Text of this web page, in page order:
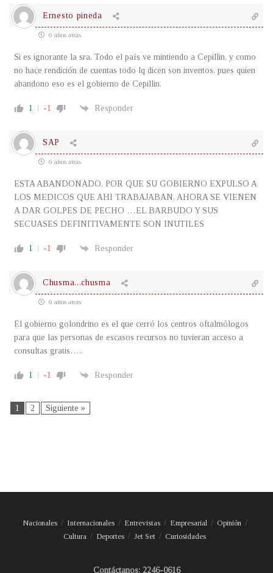
Ernesto pineda
6 años atrás
Si es ignorante la sra. Todo el país ve mintiendo a Cepillin, y como
no hace rendición de cuentas todo lq dicen son inventos, pues quien
abandono eso es el gobierno de Cepillin.
1 -1 Responder
SAP
6 años atrás
ESTA ABANDONADO, POR QUE SU GOBIERNO EXPULSO A
LOS MEDICOS QUE AHI TRABAJABAN, AHORA SE VIENEN
A DAR GOLPES DE PECHO …EL BARBUDO Y SUS
SECUASES DEFINITIVAMENTE SON INUTILES
1 -1 Responder
Chusma...chusma
6 años atrás
El gobierno golondrino es el que cerró los centros oftalmólogos
para que las personas de escasos recursos no tuvieran acceso a
consultas gratis…..
1 -1 Responder
1 2 Siguiente »
Nacionales Internacionales Entrevistas Empresarial
Opinión
Cultura
Deportes Jet Set Curiosidades
Contáctanos: 2246-0616